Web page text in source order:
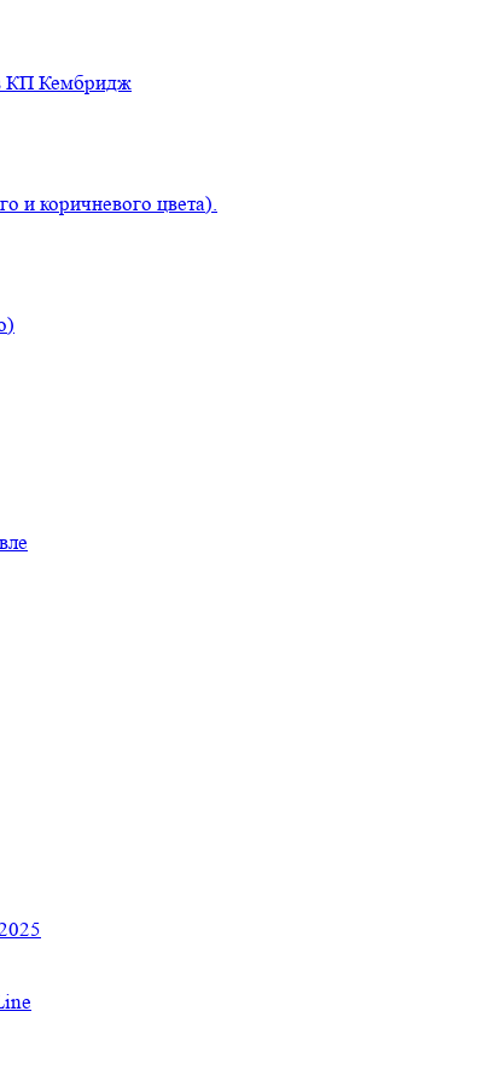
КП Кембридж
и коричневого цвета).